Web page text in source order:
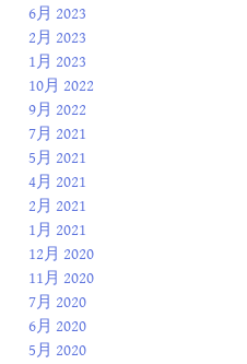
6月 2023
2月 2023
1月 2023
10月 2022
9月 2022
7月 2021
5月 2021
4月 2021
2月 2021
1月 2021
12月 2020
11月 2020
7月 2020
6月 2020
5月 2020